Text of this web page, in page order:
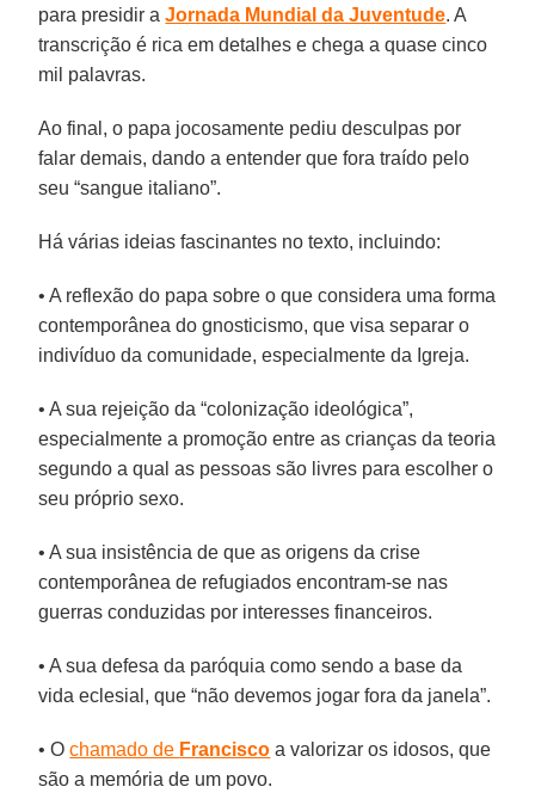
para presidir aJornada Mundial da Juventude. A
transcrição é rica em detalhes e chega a quase cinco
mil palavras.
Ao final, o papa jocosamente pediu desculpas por
falar demais, dando a entender que fora traído pelo
seu “sangue italiano”.
Há várias ideias fascinantes no texto, incluindo:
• A reflexão do papa sobre o que considera uma forma
contemporânea do gnosticismo, que visa separar o
indivíduo da comunidade, especialmente da Igreja.
• A sua rejeição da “colonização ideológica”,
especialmente a promoção entre as crianças da teoria
segundo a qual as pessoas são livres para escolher o
seu próprio sexo.
• A sua insistência de que as origens da crise
contemporânea de refugiados encontram-se nas
guerras conduzidas por interesses financeiros.
• A sua defesa da paróquia como sendo a base da
vida eclesial, que “não devemos jogar fora da janela”.
• Ochamado de Francisco a valorizar os idosos, que
são a memória de um povo.